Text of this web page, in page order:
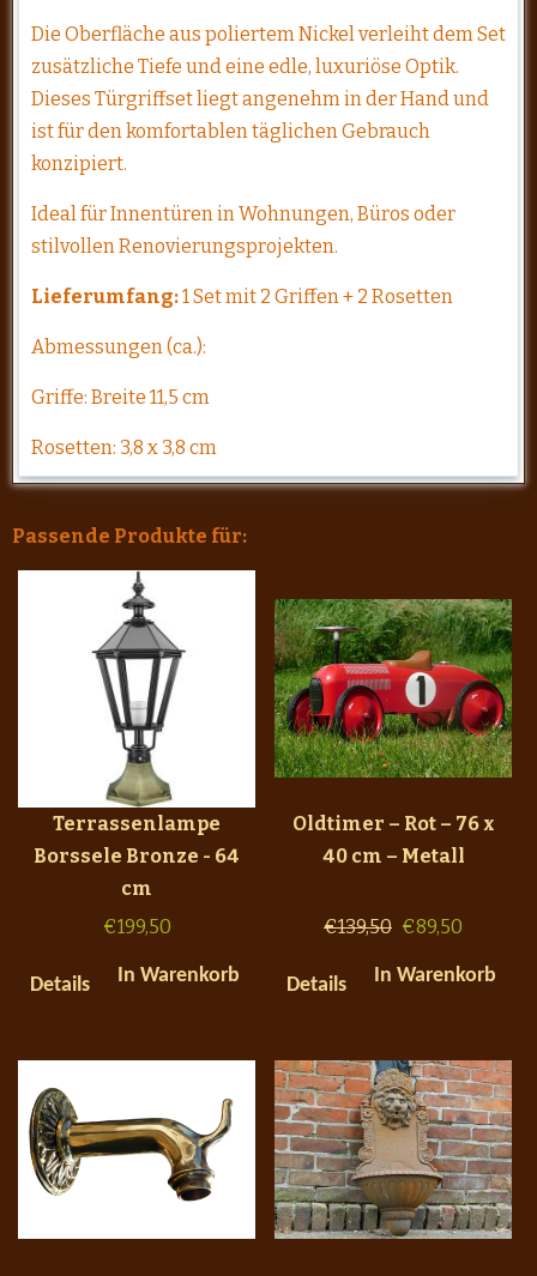
Die Oberfläche aus poliertem Nickel verleiht dem Set
zusätzliche Tiefe und eine edle, luxuriöse Optik.
Dieses Türgriffset liegt angenehm in der Hand und
ist für den komfortablen täglichen Gebrauch
konzipiert.
Ideal für Innentüren in Wohnungen, Büros oder
stilvollen Renovierungsprojekten.
Lieferumfang:1 Set mit 2 Griffen + 2 Rosetten
Abmessungen (ca.):
Griffe: Breite 11,5 cm
Rosetten: 3,8 x 3,8 cm
Passende Produkte für:
Terrassenlampe
Borssele Bronze - 64
cm
€199,50
Details In Warenkorb
Oldtimer – Rot – 76 x
40 cm – Metall
€139,50 €89,50
Details In Warenkorb